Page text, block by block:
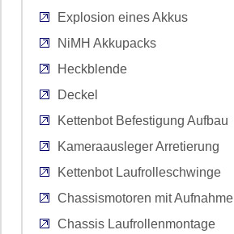
Explosion eines Akkus
NiMH Akkupacks
Heckblende
Deckel
Kettenbot Befestigung Aufbau
Kameraausleger Arretierung
Kettenbot Laufrolleschwinge
Chassismotoren mit Aufnahme
Chassis Laufrollenmontage